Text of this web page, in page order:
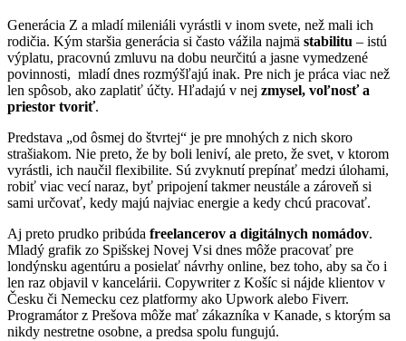
Generácia Z a mladí mileniáli vyrástli v inom svete, než mali ich
rodičia. Kým staršia generácia si často vážila najmä stabilitu – istú
výplatu, pracovnú zmluvu na dobu neurčitú a jasne vymedzené
povinnosti, mladí dnes rozmýšľajú inak. Pre nich je práca viac než
len spôsob, ako zaplatiť účty. Hľadajú v nej zmysel, voľnosť a
priestor tvoriť.
Predstava „od ôsmej do štvrtej“ je pre mnohých z nich skoro
strašiakom. Nie preto, že by boli leniví, ale preto, že svet, v ktorom
vyrástli, ich naučil flexibilite. Sú zvyknutí prepínať medzi úlohami,
robiť viac vecí naraz, byť pripojení takmer neustále a zároveň si
sami určovať, kedy majú najviac energie a kedy chcú pracovať.
Aj preto prudko pribúda freelancerov a digitálnych nomádov.
Mladý grafik zo Spišskej Novej Vsi dnes môže pracovať pre
londýnsku agentúru a posielať návrhy online, bez toho, aby sa čo i
len raz objavil v kancelárii. Copywriter z Košíc si nájde klientov v
Česku či Nemecku cez platformy ako Upwork alebo Fiverr.
Programátor z Prešova môže mať zákazníka v Kanade, s ktorým sa
nikdy nestretne osobne, a predsa spolu fungujú.